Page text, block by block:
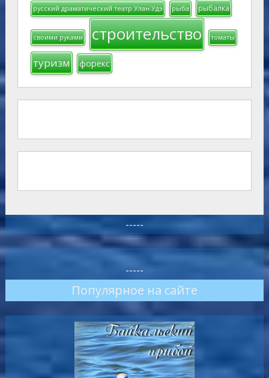
русский драматический театр Улан-Удэ рыба рыбалка
своими руками строительство томаты
туризм форекс
-----
-----
Популярное на сайте